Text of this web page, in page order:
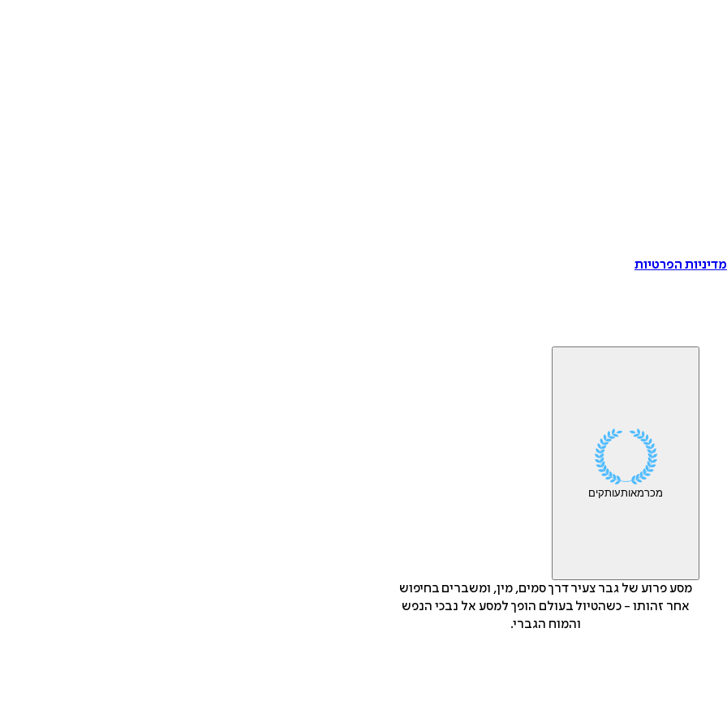
הפרטיות
מכרמאותעותקים
מסע פרוע של גבר צעיר דרך סמים, מין, ומשברים בחיפוש
אחר זהותו - כשהטיול בעולם הופך למסע אל נבכי הנפש
והמוח הגברי.